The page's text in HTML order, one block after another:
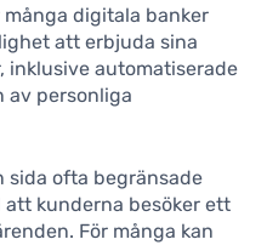
digitala banker
att erbjuda sina
inklusive automatiserade
av personliga
sida ofta begränsade
kunderna besöker ett
För många kan